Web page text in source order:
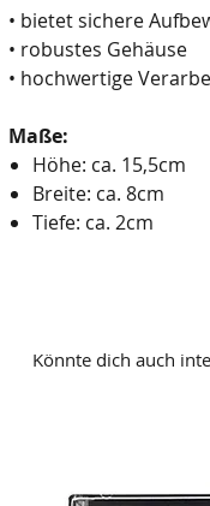
• bietet sichere
• robustes Gehäuse
• hochwertige
Maße:
Höhe: ca. 15,5cm
Breite: ca. 8cm
Tiefe: ca. 2cm
Könnte dich auch